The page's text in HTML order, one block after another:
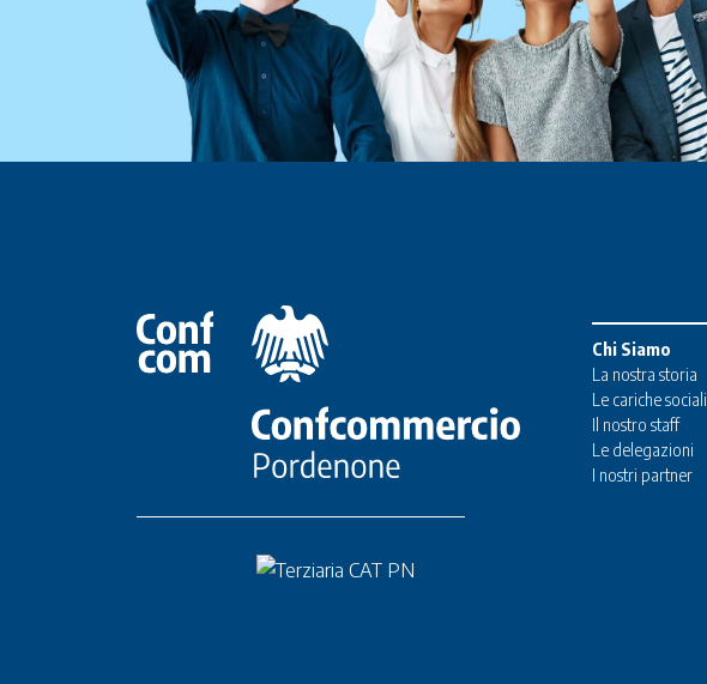
Chi Siamo
La nostra storia
Le cariche sociali
Il nostro staff
Le delegazioni
I nostri partner